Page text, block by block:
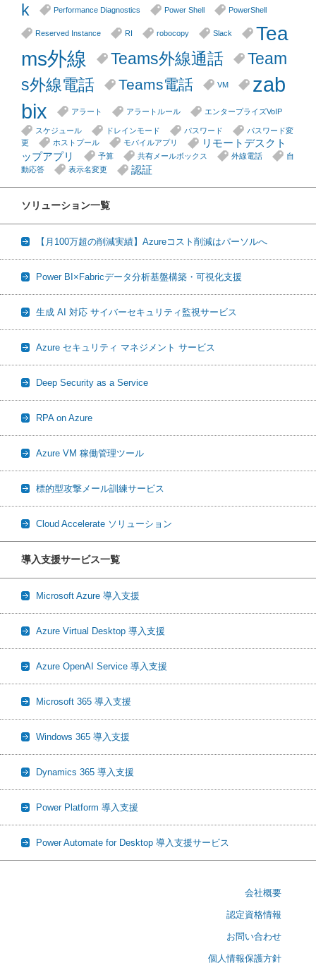
k
Performance Diagnostics Power Shell PowerShell
Reserved Instance RI robocopy Slack
Tea
ms外線
Teams外線通話
Team
s外線電話
Teams電話 VM
zab
bix
アラート アラートルール エンタープライズVoIP
スケジュール ドレインモード パスワード
パスワード変
更
ホストプール モバイルアプリ
リモートデスクト
ップアプリ
予算 共有メールボックス 外線電話
自
動応答
表示名変更 認証
ソリューション一覧
【月100万超の削減実績】Azureコスト削減はパーソルへ
Power BI×Fabricデータ分析基盤構築・可視化支援
生成 AI 対応 サイバーセキュリティ監視サービス
Azure セキュリティ マネジメント サービス
Deep Security as a Service
RPA on Azure
Azure VM 稼働管理ツール
標的型攻撃メール訓練サービス
Cloud Accelerate ソリューション
導入支援サービス一覧
Microsoft Azure 導入支援
Azure Virtual Desktop 導入支援
Azure OpenAI Service 導入支援
Microsoft 365 導入支援
Windows 365 導入支援
Dynamics 365 導入支援
Power Platform 導入支援
Power Automate for Desktop 導入支援サービス
会社概要
認定資格情報
お問い合わせ
個人情報保護方針